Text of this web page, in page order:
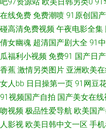
人人妻人人爱 乱伦天堂 97成人无码
久 久草福利资源站 伊人AV影院在线
跟丝袜 91官方网站在线观看 欧美
专区 超碰97高清在线 色九九中文
在线免费 免费潮喷 91原创国
碰高清免费视频 午夜电影全集
倩女幽魂 超清国产剧大全 91
瓜福利小视频 免费91 国产日
香蕉 激情另类图片 亚洲欧美
女人bb 日日操第一页 91网豆
91视频国产自拍 国产美女在线
吻视频 极品性爱导航 欧美国
人影视 欧美日韩中文一区 手